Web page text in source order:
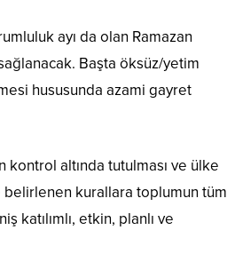
ayı da olan Ramazan
Başta öksüz/yetim
hususunda azami gayret
kontrol altında tutulması ve ülke
belirlenen kurallara toplumun tüm
etkin, planlı ve